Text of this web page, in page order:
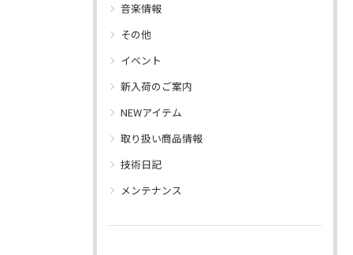
音楽情報
その他
イベント
新入荷のご案内
NEWアイテム
取り扱い商品情報
技術日記
メンテナンス